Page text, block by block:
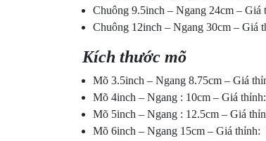
Chuông 9.5inch – Ngang 24cm –
Chuông 12inch – Ngang 30cm – Giá
Kích thước mõ
Mõ 3.5inch – Ngang 8.75cm – Giá
Mõ 4inch – Ngang : 10cm – Giá
Mõ 5inch – Ngang : 12.5cm – Giá
Mõ 6inch – Ngang 15cm – Giá